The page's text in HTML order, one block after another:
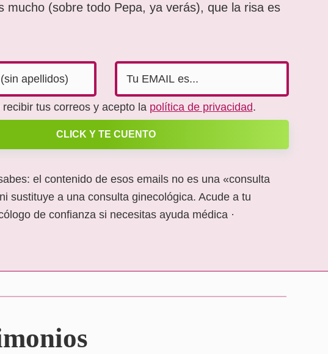
mucho (sobre todo Pepa, ya verás), que la risa es
recibir tus correos y acepto la política de privacidad.
CLICK Y TE CUENTO
el contenido de esos emails no es una «consulta
sustituye a una consulta ginecológica. Acude a tu
de confianza si necesitas ayuda médica ·